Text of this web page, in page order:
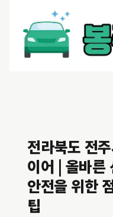
전라북도 전
이어 | 올바른
안전을 위한
팁